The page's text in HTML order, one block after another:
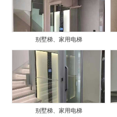
别墅梯、家用电梯
别墅梯、家用电梯